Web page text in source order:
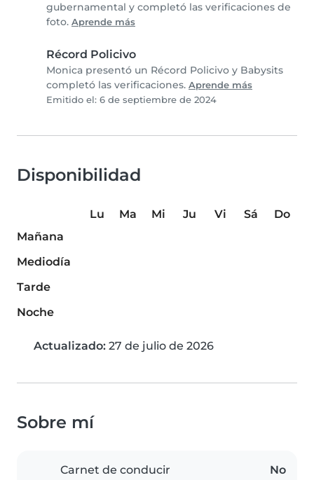
gubernamental y completó las verificaciones de
foto. Aprende más
Récord Policivo
Monica presentó un Récord Policivo y Babysits
completó las verificaciones. Aprende más
Emitido el: 6 de septiembre de 2024
Disponibilidad
Lu Ma Mi Ju Vi Sá
Do
Mañana
Mediodía
Tarde
Noche
Actualizado: 27 de julio de 2026
Sobre mí
Carnet de conducir No